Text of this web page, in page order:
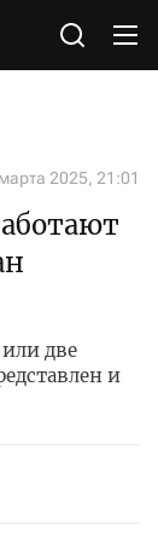
2025, 21:01
две
и